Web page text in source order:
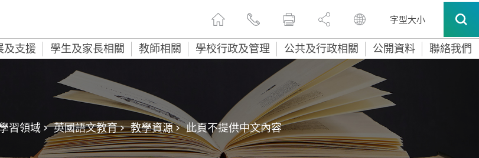
字型大小
及支援 學生及家長相關 教師相關 學校行政及管理 公共及行政相關 公開資料 聯絡我們
習領域 > 英國語文教育 > 教學資源 > 此頁不提供中文內容